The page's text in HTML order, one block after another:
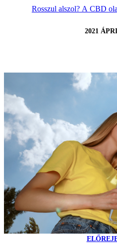
Rosszul alszol? A CBD
2021